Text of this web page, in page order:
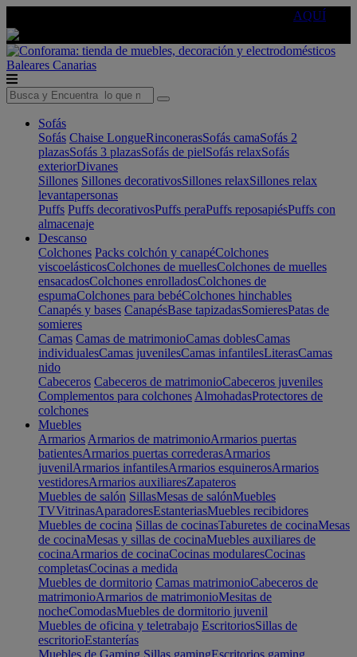
AQUÍ
Baleares Canarias
Sofás
Sofás Chaise LongueRinconerasSofás camaSofás 2
plazasSofás 3 plazasSofás de pielSofás relaxSofás
exteriorDivanes
Sillones Sillones decorativosSillones relaxSillones relax
levantapersonas
Puffs Puffs decorativosPuffs peraPuffs reposapiésPuffs con
almacenaje
Descanso
Colchones Packs colchón y canapéColchones
viscoelásticosColchones de muellesColchones de muelles
ensacadosColchones enrolladosColchones de
espumaColchones para bebéColchones hinchables
Canapés y bases CanapésBase tapizadasSomieresPatas de
somieres
Camas Camas de matrimonioCamas doblesCamas
individualesCamas juvenilesCamas infantilesLiterasCamas
nido
Cabeceros Cabeceros de matrimonioCabeceros juveniles
Complementos para colchones AlmohadasProtectores de
colchones
Muebles
Armarios Armarios de matrimonioArmarios puertas
batientesArmarios puertas correderasArmarios
juvenilArmarios infantilesArmarios esquinerosArmarios
vestidoresArmarios auxiliaresZapateros
Muebles de salón SillasMesas de salónMuebles
TVVitrinasAparadoresEstanteriasMuebles recibidores
Muebles de cocina Sillas de cocinasTaburetes de cocinaMesas
de cocinaMesas y sillas de cocinaMuebles auxiliares de
cocinaArmarios de cocinaCocinas modularesCocinas
completasCocinas a medida
Muebles de dormitorio Camas matrimonioCabeceros de
matrimonioArmarios de matrimonioMesitas de
nocheComodasMuebles de dormitorio juvenil
Muebles de oficina y teletrabajo EscritoriosSillas de
escritorioEstanterías
Muebles de Gaming Sillas gamingEscritorios gaming